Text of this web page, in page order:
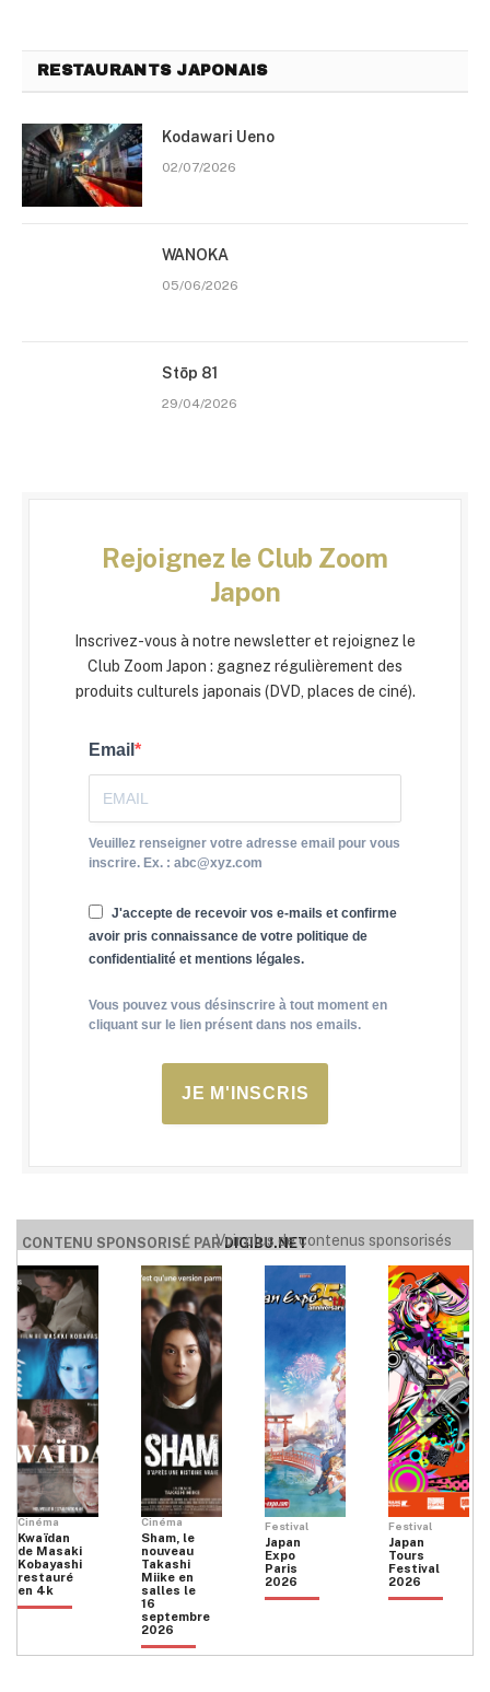
RESTAURANTS JAPONAIS
Kodawari Ueno
02/07/2026
WANOKA
05/06/2026
Stōp 81
29/04/2026
Rejoignez le Club Zoom
Japon
Inscrivez-vous à notre newsletter et rejoignez le
Club Zoom Japon : gagnez régulièrement des
produits culturels japonais (DVD, places de ciné).
Email
Veuillez renseigner votre adresse email pour vous
inscrire. Ex. : abc@xyz.com
J'accepte de recevoir vos e-mails et confirme
avoir pris connaissance de votre politique de
confidentialité et mentions légales.
Vous pouvez vous désinscrire à tout moment en
cliquant sur le lien présent dans nos emails.
JE M'INSCRIS
CONTENU SPONSORISÉ PARDIGIBU.NET
Voir plus de contenus sponsorisés
Cinéma
Kwaïdan
de Masaki
Kobayashi
restauré
en 4k
Cinéma
Sham, le
nouveau
Takashi
Miike en
salles le
16
septembre
2026
Festival
Japan
Expo
Paris
2026
Festival
Japan
Tours
Festival
2026